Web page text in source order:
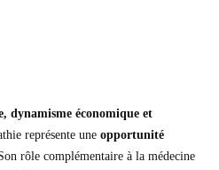
dynamisme économique et
représente une opportunité
rôle complémentaire à la médecine